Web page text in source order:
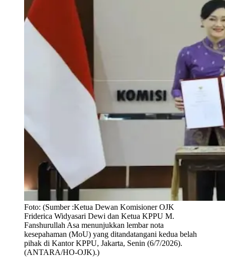
Foto: (Sumber :Ketua Dewan Komisioner OJK
Friderica Widyasari Dewi dan Ketua KPPU M.
Fanshurullah Asa menunjukkan lembar nota
kesepahaman (MoU) yang ditandatangani kedua belah
pihak di Kantor KPPU, Jakarta, Senin (6/7/2026).
(ANTARA/HO-OJK).)